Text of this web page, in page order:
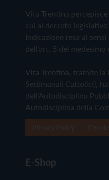
Vita Trentina
cui al decreto
Indicazione resa ai
dell'art. 5 del medesimo
Vita Trentina, tramite la
Settimanali Cattolici),
dell'Autodisciplina
Autodisciplina della
E-Shop